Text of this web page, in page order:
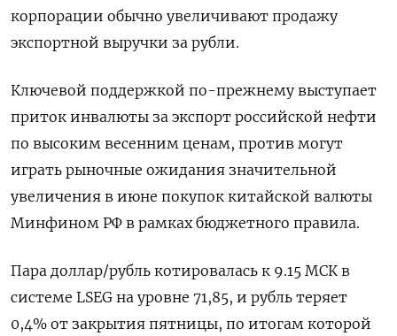
корпорации обычно увеличивают продажу
экспортной выручки за рубли.
Ключевой поддержкой по-прежнему выступает
‌приток инвалюты за экспорт российской нефти
по высоким весенним ценам, против могут
играть рыночные ожидания значительной
увеличения в июне покупок китайской валюты
Минфином РФ в рамках бюджетного правила.
Пара доллар/рубль котировалась к 9.15 МСК в
системе LSEG на уровне 71,85, и рубль теряет
0,4% от ​закрытия пятницы, по итогам которой